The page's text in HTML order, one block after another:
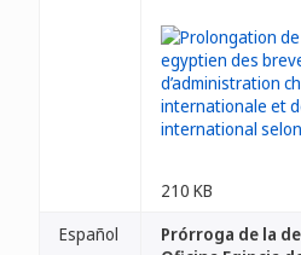
210 KB
Español
Prórroga de la